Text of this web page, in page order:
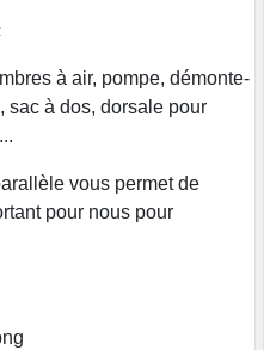
à air, pompe, démonte-
sac à dos, dorsale pour
vous permet de
pour nous pour